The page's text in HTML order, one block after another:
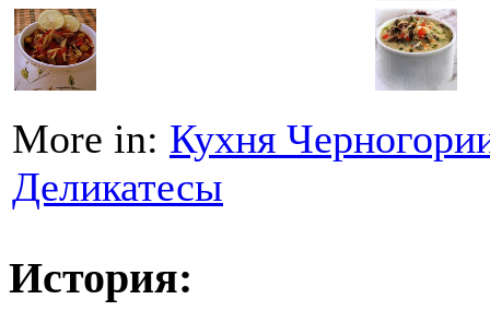
More in: Кухня
Деликатесы
История: